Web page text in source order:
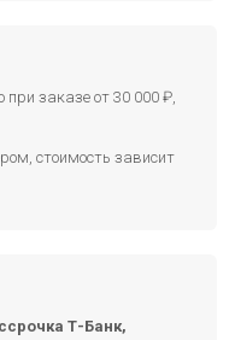
при заказе от 30 000 ₽,
стоимость зависит
Т-Банк,